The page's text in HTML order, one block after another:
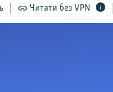
Читати без VPN